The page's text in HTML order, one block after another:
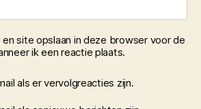
en site opslaan in deze browser voor de
ik een reactie plaats.
als er vervolgreacties zijn.